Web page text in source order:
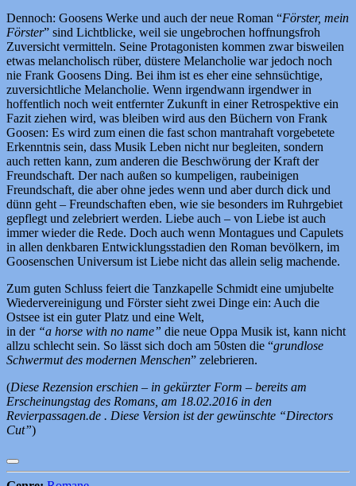
Dennoch: Goosens Werke und auch der neue Roman “Förster, mein
Förster” sind Lichtblicke, weil sie ungebrochen hoffnungsfroh
Zuversicht vermitteln. Seine Protagonisten kommen zwar bisweilen
etwas melancholisch rüber, düstere Melancholie war jedoch noch
nie Frank Goosens Ding. Bei ihm ist es eher eine sehnsüchtige,
zuversichtliche Melancholie. Wenn irgendwann irgendwer in
hoffentlich noch weit entfernter Zukunft in einer Retrospektive ein
Fazit ziehen wird, was bleiben wird aus den Büchern von Frank
Goosen: Es wird zum einen die fast schon mantrahaft vorgebetete
Erkenntnis sein, dass Musik Leben nicht nur begleiten, sondern
auch retten kann, zum anderen die Beschwörung der Kraft der
Freundschaft. Der nach außen so kumpeligen, raubeinigen
Freundschaft, die aber ohne jedes wenn und aber durch dick und
dünn geht – Freundschaften eben, wie sie besonders im Ruhrgebiet
gepflegt und zelebriert werden. Liebe auch – von Liebe ist auch
immer wieder die Rede. Doch auch wenn Montagues und Capulets
in allen denkbaren Entwicklungsstadien den Roman bevölkern, im
Goosenschen Universum ist Liebe nicht das allein selig machende.
Zum guten Schluss feiert die Tanzkapelle Schmidt eine umjubelte
Wiedervereinigung und Förster sieht zwei Dinge ein: Auch die
Ostsee ist ein guter Platz und eine Welt,
in der “a horse with no name” die neue Oppa Musik ist, kann nicht
allzu schlecht sein. So lässt sich doch am 50sten die “grundlose
Schwermut des modernen Menschen” zelebrieren.
(Diese Rezension erschien – in gekürzter Form – bereits am
Erscheinungstag des Romans, am 18.02.2016 in den
Revierpassagen.de . Diese Version ist der gewünschte “Directors
Cut”)